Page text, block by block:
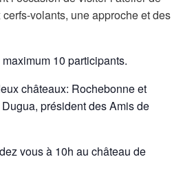
volants, une approche et des
10 participants.
châteaux: Rochebonne et
président des Amis de
vous à 10h au château de